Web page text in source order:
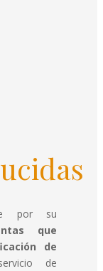
por su
que
de
de